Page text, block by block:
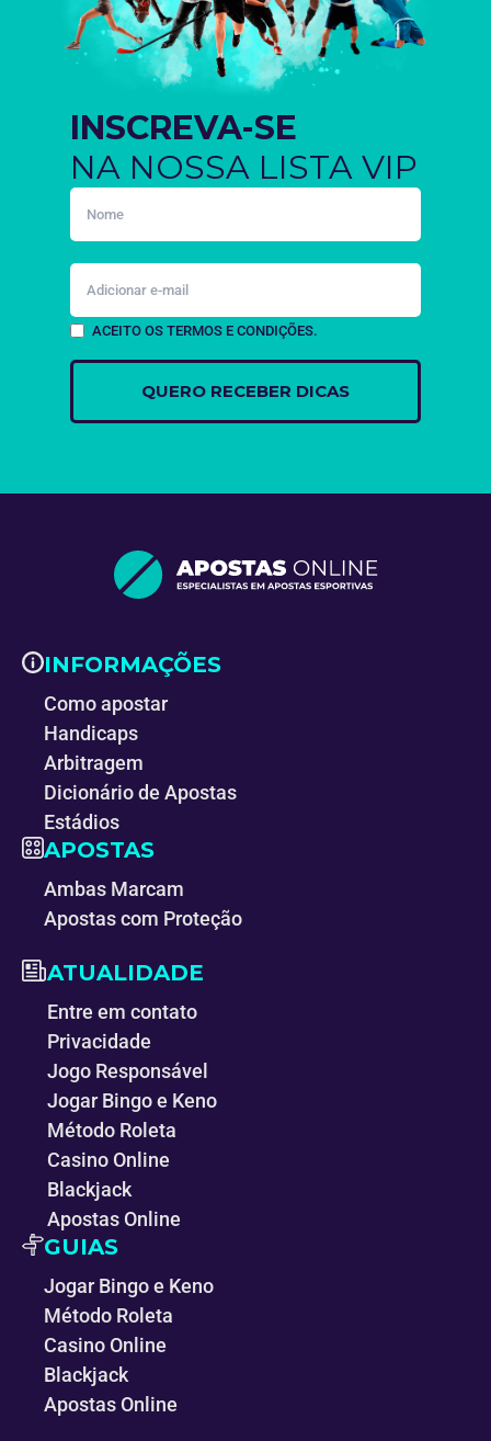
INSCREVA-SE
NA NOSSA LISTA VIP
ACEITO OS TERMOS E CONDIÇÕES.
INFORMAÇÕES
Como apostar
Handicaps
Arbitragem
Dicionário de Apostas
Estádios
APOSTAS
Ambas Marcam
Apostas com Proteção
ATUALIDADE
Entre em contato
Privacidade
Jogo Responsável
Jogar Bingo e Keno
Método Roleta
Casino Online
Blackjack
Apostas Online
GUIAS
Jogar Bingo e Keno
Método Roleta
Casino Online
Blackjack
Apostas Online